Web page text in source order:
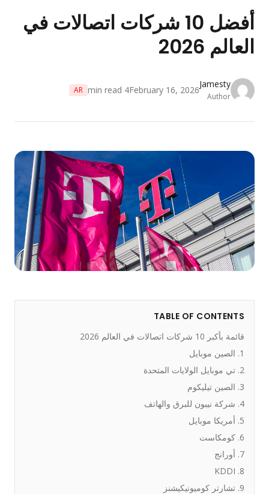
أفضل 10 شركات اتصالات في
2026
Jamesty
Author
February 16, 2026
4
min read
AR
TABLE OF CONTENTS
قائمة بأكبر 10 شركات اتصالات في العالم 2026